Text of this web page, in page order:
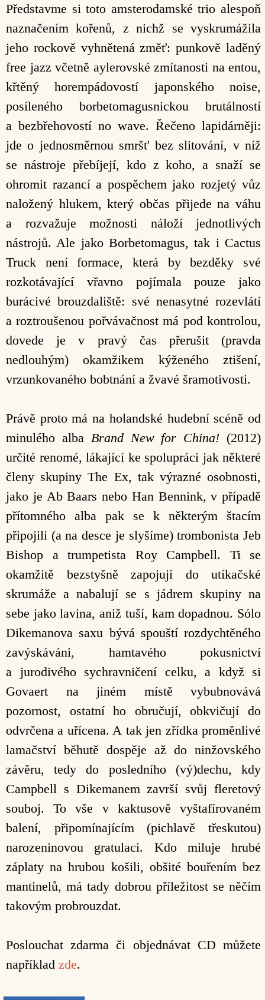
Představme si toto amsterodamské trio alespoň
naznačením kořenů, z nichž se vyskrumážila
jeho rockově vyhnětená změť: punkově laděný
free jazz včetně aylerovské zmítanosti na entou,
křtěný horempádovostí japonského noise,
posíleného borbetomagusnickou brutálností
a bezbřehovostí no wave. Řečeno lapidárněji:
jde o jednosměrnou smršť bez slitování, v níž
se nástroje přebíjejí, kdo z koho, a snaží se
ohromit razancí a pospěchem jako rozjetý vůz
naložený hlukem, který občas přijede na váhu
a rozvažuje možnosti náloží jednotlivých
nástrojů. Ale jako Borbetomagus, tak i Cactus
Truck není formace, která by bezděky své
rozkotávající vřavno pojímala pouze jako
burácivé brouzdaliště: své nenasytné rozevlátí
a roztroušenou pořvávačnost má pod kontrolou,
dovede je v pravý čas přerušit (pravda
nedlouhým) okamžikem kýženého ztišení,
vrzunkovaného bobtnání a žvavé šramotivosti.
Právě proto má na holandské hudební scéně od
minulého alba Brand New for China! (2012)
určité renomé, lákající ke spolupráci jak některé
členy skupiny The Ex, tak výrazné osobnosti,
jako je Ab Baars nebo Han Bennink, v případě
přítomného alba pak se k některým štacím
připojili (a na desce je slyšíme) trombonista Jeb
Bishop a trumpetista Roy Campbell. Ti se
okamžitě bezstyšně zapojují do utíkačské
skrumáže a nabalují se s jádrem skupiny na
sebe jako lavina, aniž tuší, kam dopadnou. Sólo
Dikemanova saxu bývá spouští rozdychtěného
zavýskáváni, hamtavého pokusnictví
a jurodivého sychravničení celku, a když si
Govaert na jiném místě vybubnovává
pozornost, ostatní ho obručují, obkvičují do
odvrčena a uřícena. A tak jen zřídka proměnlivé
lamačství běhutě dospěje až do ninžovského
závěru, tedy do posledního (vý)dechu, kdy
Campbell s Dikemanem završí svůj fleretový
souboj. To vše v kaktusově vyštafírovaném
balení, připomínajícím (pichlavě třeskutou)
narozeninovou gratulaci. Kdo miluje hrubé
záplaty na hrubou košili, obšité bouřením bez
mantinelů, má tady dobrou příležitost se něčím
takovým probrouzdat.
Poslouchat zdarma či objednávat CD můžete
například zde.